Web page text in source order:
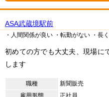
ASA武蔵境駅前
・人間関係が良い ・転勤がない ・長
初めての方でも大丈夫、現場に
します
職種
新聞販売
雇用形態
正社員